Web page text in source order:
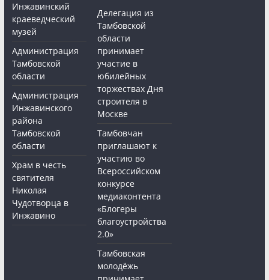
Инжавинский
краеведческий
музей
Администрация
Тамбовской
области
Администрация
Инжавинского
района
Тамбовской
области
Храм в честь
святителя
Николая
Чудотворца в
Инжавино
Делегация из
Тамбовской
области
принимает
участие в
юбилейных
торжествах Дня
строителя в
Москве
Тамбовчан
приглашают к
участию во
Всероссийском
конкурсе
медиаконтента
«Блогеры
благоустройства
2.0»
Тамбовская
молодёжь